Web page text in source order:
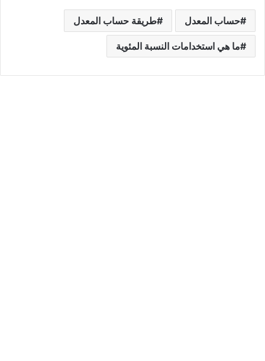
حساب المعدل طريقة حساب المعدل
ما هي استخدامات النسبة المئوية